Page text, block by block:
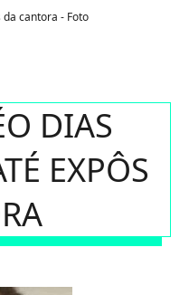
cantora - Foto
DIAS
EXPÔS